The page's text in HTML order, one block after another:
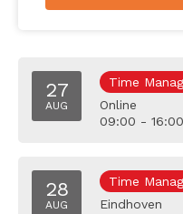
27
AUG
Time
Online
09:00 - 16:00
28
AUG
Time
Eindhoven